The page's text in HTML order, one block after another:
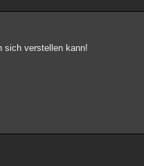
sich verstellen kann!